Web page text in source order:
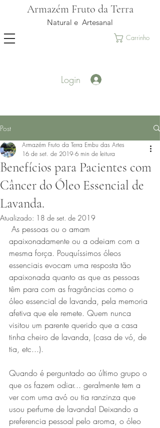
Armazém Fruto da Terra
Natural e Artesanal
Carrinho
Login
Post
Benefícios para Pacientes com
Câncer do Óleo Essencial de
Lavanda.
Armazém Fruto da Terra Embu das Artes
16 de set. de 2019 6 min de leitura
Atualizado: 18 de set. de 2019
apaixonadamente ou a odeiam com a
mesma força. Pouquíssimos óleos
essenciais evocam uma resposta tão
apaixonada quanto as que as pessoas
têm para com as fragrâncias como o
óleo essencial de lavanda, pela memoria
afetiva que ele remete. Quem nunca
visitou um parente querido que a casa
tinha cheiro de lavanda, (casa de vó, de
tia, etc...).
Quando é perguntado ao último grupo o
que os fazem odiar... geralmente tem a
ver com uma avó ou tia ranzinza que
usou perfume de lavanda! Deixando a
preferencia pessoal pelo aroma, o óleo